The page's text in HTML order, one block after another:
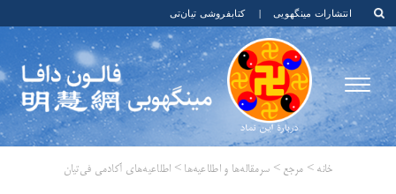
انتشارات مینگهویی | کتابفروشی تیان‌تی
خانه > مرجع > سرمقاله‌ها و اطلاعیه‌ها > اطلاعیه‌های آکادمی فی‌تیان